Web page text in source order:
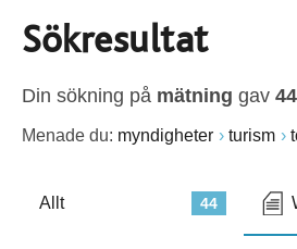
Sökresultat
Din sökning på mätning gav 44
Menade du: myndigheter turism
44
Allt